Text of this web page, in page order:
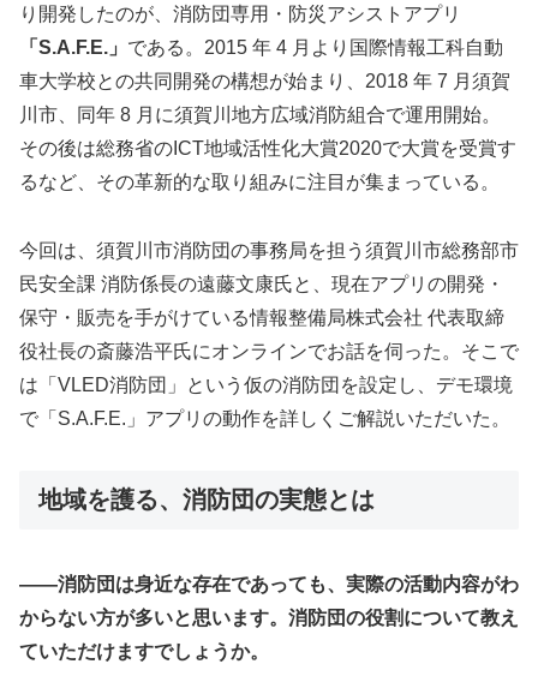
り開発したのが、消防団専用・防災アシストアプリ
「S.A.F.E.」 である。2015 年 4 月より国際情報工科自動
車大学校との共同開発の構想が始まり、2018 年 7 月須賀
川市、同年 8 月に須賀川地方広域消防組合で運用開始。
その後は総務省のICT地域活性化大賞2020で大賞を受賞す
るなど、その革新的な取り組みに注目が集まっている。
今回は、須賀川市消防団の事務局を担う須賀川市総務部市
民安全課 消防係長の遠藤文康氏と、現在アプリの開発・
保守・販売を手がけている情報整備局株式会社 代表取締
役社長の斎藤浩平氏にオンラインでお話を伺った。そこで
は「VLED消防団」という仮の消防団を設定し、デモ環境
で「S.A.F.E.」アプリの動作を詳しくご解説いただいた。
地域を護る、消防団の実態とは
――消防団は身近な存在であっても、実際の活動内容がわ
からない方が多いと思います。消防団の役割について教え
ていただけますでしょうか。